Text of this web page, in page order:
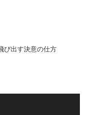
び出す決意の仕方